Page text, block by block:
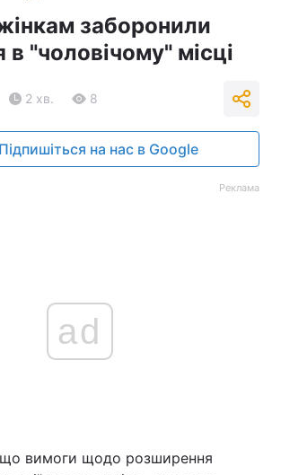
жінкам заборонили
"чоловічому" місці
2 хв. 8
Підпишіться на нас в Google
Реклама
ad
що вимоги щодо розширення